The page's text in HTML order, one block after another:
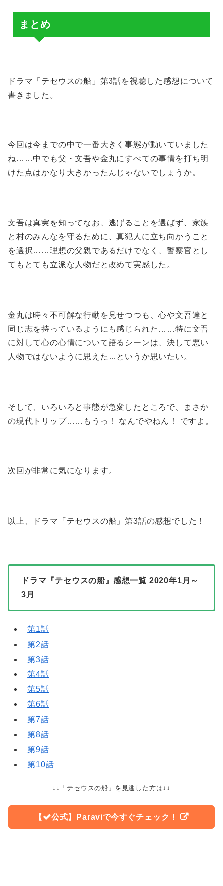
まとめ
ドラマ「テセウスの船」第3話を視聴した感想について
書きました。
今回は今までの中で一番大きく事態が動いていました
ね……中でも父・文吾や金丸にすべての事情を打ち明
けた点はかなり大きかったんじゃないでしょうか。
文吾は真実を知ってなお、逃げることを選ばず、家族
と村のみんなを守るために、真犯人に立ち向かうこと
を選択……理想の父親であるだけでなく、警察官とし
てもとても立派な人物だと改めて実感した。
金丸は時々不可解な行動を見せつつも、心や文吾達と
同じ志を持っているようにも感じられた……特に文吾
に対して心の心情について語るシーンは、決して悪い
人物ではないように思えた…というか思いたい。
そして、いろいろと事態が急変したところで、まさか
の現代トリップ……もうっ！ なんでやねん！ ですよ。
次回が非常に気になります。
以上、ドラマ「テセウスの船」第3話の感想でした！
ドラマ『テセウスの船』感想一覧 2020年1月～
3月
第1話
第2話
第3話
第4話
第5話
第6話
第7話
第8話
第9話
第10話
↓↓「テセウスの船」を見逃した方は↓↓
Paraviで今すぐチェック！